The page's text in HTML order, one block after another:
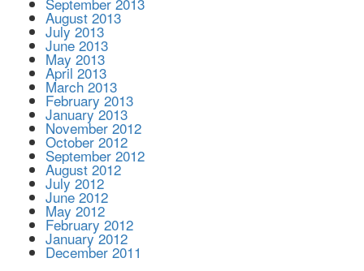
August 2013
July 2013
June 2013
May 2013
April 2013
March 2013
February 2013
January 2013
November 2012
October 2012
September 2012
August 2012
July 2012
June 2012
May 2012
February 2012
January 2012
December 2011